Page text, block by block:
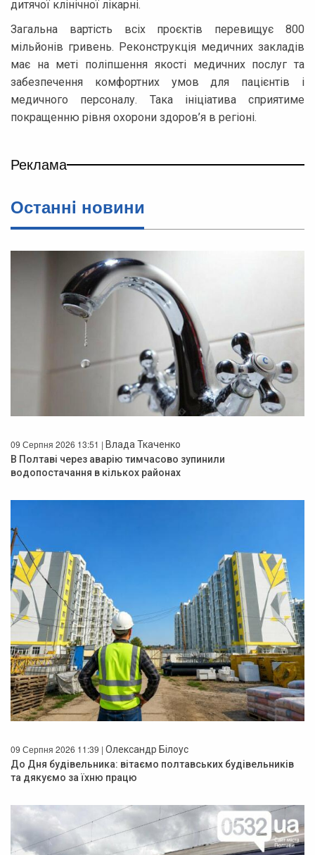
дитячої клінічної лікарні.
Загальна вартість всіх проєктів перевищує 800
мільйонів гривень. Реконструкція медичних закладів
має на меті поліпшення якості медичних послуг та
забезпечення комфортних умов для пацієнтів і
медичного персоналу. Така ініціатива сприятиме
покращенню рівня охорони здоров’я в регіоні.
Реклама
Останнi новини
09 Серпня 2026 13:51 | Влада Ткаченко
В Полтаві через аварію тимчасово зупинили
водопостачання в кількох районах
09 Серпня 2026 11:39 | Олександр Білоус
До Дня будівельника: вітаємо полтавських будівельників
та дякуємо за їхню працю